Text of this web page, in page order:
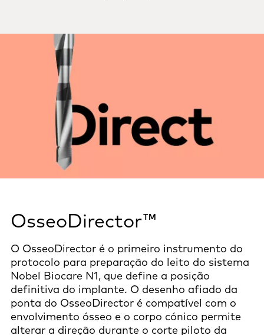
OsseoDirector™
O OsseoDirector é o primeiro instrumento do
protocolo para preparação do leito do sistema
Nobel Biocare N1, que define a posição
definitiva do implante. O desenho afiado da
ponta do OsseoDirector é compatível com o
envolvimento ósseo e o corpo cónico permite
alterar a direção durante o corte piloto da